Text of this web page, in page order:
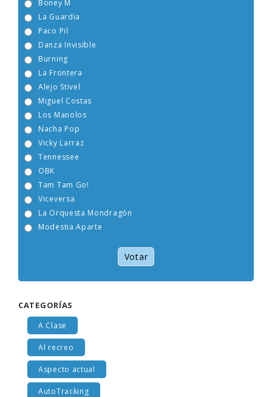
Boney M
La Guardia
Paco Pil
Danza Invisible
Burning
La Frontera
Alejo Stivel
Miguel Costas
Los Manolos
Nacha Pop
Vicky Larraz
Tennessee
OBK
Tam Tam Go!
Viceversa
La Orquesta Mondragón
Modestia Aparte
Votar
CATEGORÍAS
A Clase
Al recreo
Aspecto actual